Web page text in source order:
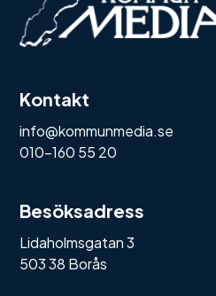
Kontakt
info@kommunmedia.se
010-160 55 20
Besöksadress
Lidaholmsgatan 3
503 38 Borås